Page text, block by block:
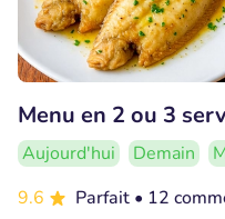
Menu en 2 ou 3
Aujourd'hui Demain
9.6
Parfait • 12